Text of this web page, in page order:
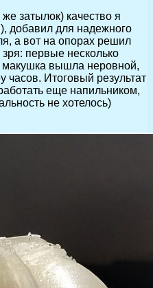
затылок) качество я
добавил для надежного
а вот на опорах решил
первые несколько
макушка вышла неровной,
часов. Итоговый результат
еще напильником,
не хотелось)